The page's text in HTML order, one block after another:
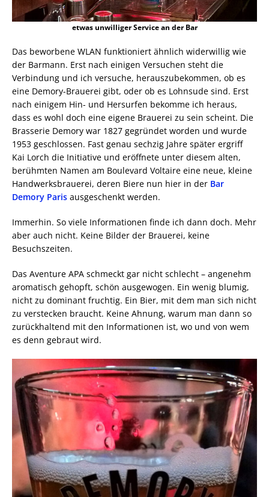
etwas unwilliger Service an der Bar
Das beworbene WLAN funktioniert ähnlich widerwillig wie
der Barmann. Erst nach einigen Versuchen steht die
Verbindung und ich versuche, herauszubekommen, ob es
eine Demory-Brauerei gibt, oder ob es Lohnsude sind. Erst
nach einigem Hin- und Hersurfen bekomme ich heraus,
dass es wohl doch eine eigene Brauerei zu sein scheint. Die
Brasserie Demory war 1827 gegründet worden und wurde
1953 geschlossen. Fast genau sechzig Jahre später ergriff
Kai Lorch die Initiative und eröffnete unter diesem alten,
berühmten Namen am Boulevard Voltaire eine neue, kleine
Handwerksbrauerei, deren Biere nun hier in der Bar
Demory Paris ausgeschenkt werden.
Immerhin. So viele Informationen finde ich dann doch. Mehr
aber auch nicht. Keine Bilder der Brauerei, keine
Besuchszeiten.
Das Aventure APA schmeckt gar nicht schlecht – angenehm
aromatisch gehopft, schön ausgewogen. Ein wenig blumig,
nicht zu dominant fruchtig. Ein Bier, mit dem man sich nicht
zu verstecken braucht. Keine Ahnung, warum man dann so
zurückhaltend mit den Informationen ist, wo und von wem
es denn gebraut wird.